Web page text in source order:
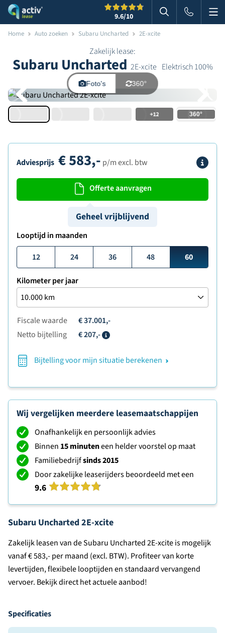
9.6/10 Zoeken in
Home Auto zoeken Subaru Uncharted 2E-xcite
Zakelijk lease:
Subaru Uncharted 2E-xcite Elektrisch 100%
Foto's 360°
+12
Adviesprijs €583,- p/m excl. btw
Offerte aanvragen
Geheel vrijblijvend
Looptijd in maanden
12
24 36 48 60
Kilometer per jaar
Fiscale waarde
€ 37.001,-
Netto bijtelling
€ 207,-
Bijtelling voor mijn situatie berekenen
Wij vergelijken meerdere leasemaatschappijen
Onafhankelijk en persoonlijk advies
Binnen 15 minuteneen helder voorstel op maat
Familiebedrijfsinds 2015
Door zakelijke leaserijders beoordeeld met een
9.6
Subaru Uncharted 2E-xcite
Zakelijk leasen van de Subaru Uncharted 2E-xcite is mogelijk
vanaf € 583,- per maand (excl. BTW). Profiteer van korte
levertijden, flexibele looptijden en standaard vervangend
vervoer. Bekijk direct het actuele aanbod!
Specificaties